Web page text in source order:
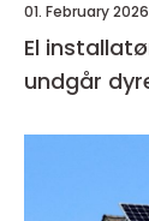
01. February 2026
El
undgår